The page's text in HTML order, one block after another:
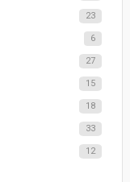
23
6
27
15
18
33
12